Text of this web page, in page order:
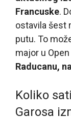
Francuske.
ostavila šest
putu. To
major u Open
Raducanu,
Koliko
Garosa